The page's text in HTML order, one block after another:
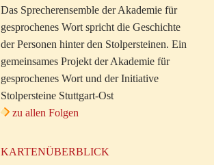
Das Sprecherensemble der Akademie für
gesprochenes Wort spricht die Geschichte
der Personen hinter den Stolpersteinen. Ein
gemeinsames Projekt der Akademie für
gesprochenes Wort und der Initiative
Stolpersteine Stuttgart-Ost
zu allen Folgen
KARTENÜBERBLICK